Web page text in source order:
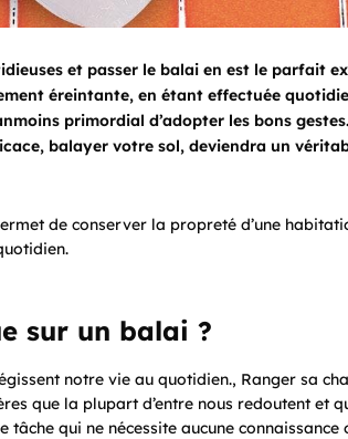
et passer le balai en est le parfait
éreintante, en étant effectuée
primordial d’adopter les bons
balayer votre sol, deviendra un
de conserver la propreté d’une
sur un balai ?
notre vie au quotidien., Ranger sa
que la plupart d’entre nous redoutent et
tâche qui ne nécessite aucune connaissance